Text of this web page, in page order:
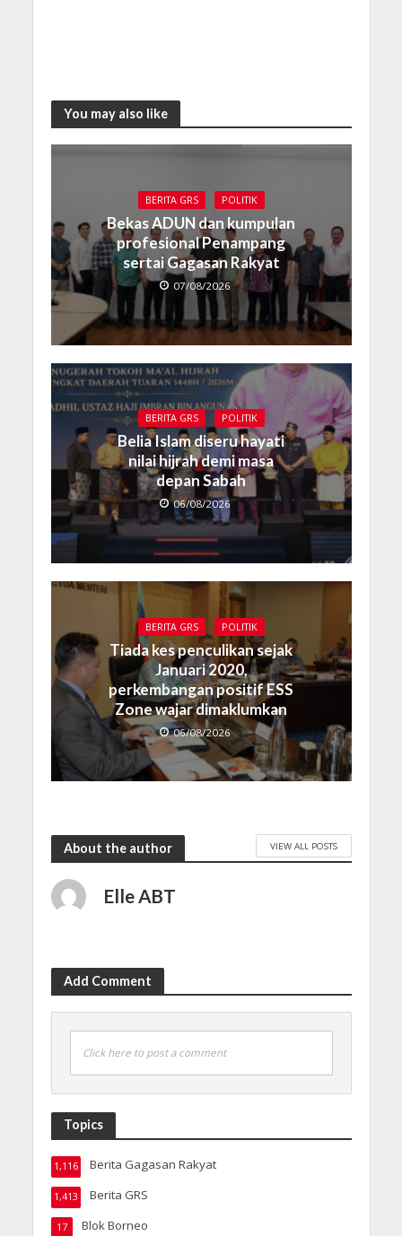
You may also like
BERITA GRS POLITIK
Bekas ADUN dan kumpulan
profesional Penampang
sertai Gagasan Rakyat
07/08/2026
BERITA GRS POLITIK
Belia Islam diseru hayati
nilai hijrah demi masa
depan Sabah
06/08/2026
BERITA GRS POLITIK
Tiada kes penculikan sejak
Januari 2020,
perkembangan positif ESS
Zone wajar dimaklumkan
06/08/2026
About the author VIEW ALL POSTS
Elle ABT
Add Comment
Click here to post a comment
Topics
Berita Gagasan Rakyat
1,116
Berita GRS
1,413
Blok Borneo
17